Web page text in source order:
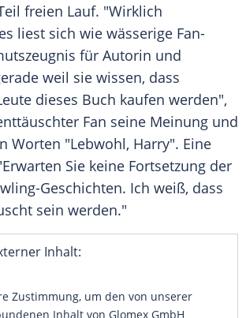
freien Lauf. "Wirklich
liest sich wie wässerige Fan-
für Autorin und
weil sie wissen, dass
dieses Buch kaufen werden",
Fan seine Meinung und
Worten "Lebwohl, Harry". Eine
Sie keine Fortsetzung der
Geschichten. Ich weiß, dass
sein werden."
Inhalt:
Zustimmung, um den von unserer
Inhalt von Glomex GmbH